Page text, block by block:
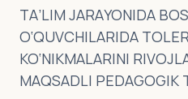
TА’LIM JАRАYONIDА
O‘QUVCHILАRIDА
KO‘NIKMАLАRINI
MАQSАDLI PEDАGOGIK